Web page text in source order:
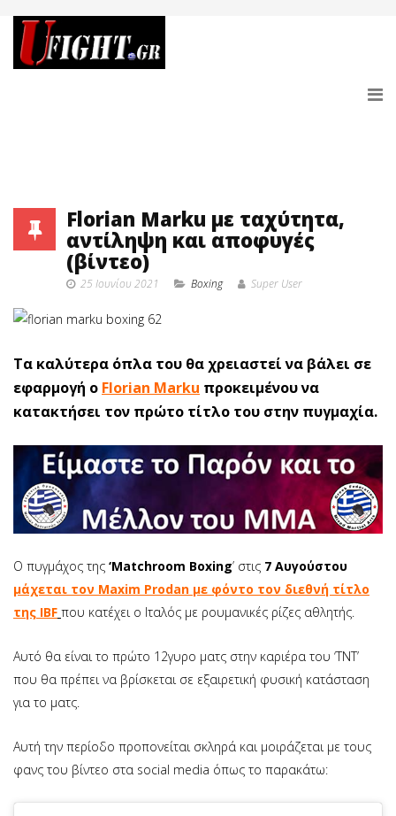
Florian Marku με ταχύτητα,
αντίληψη και αποφυγές
(βίντεο)
25 Ιουνίου 2021 Boxing Super User
Τα καλύτερα όπλα του θα χρειαστεί να βάλει σε
εφαρμογή ο Florian Marku προκειμένου να
κατακτήσει τον πρώτο τίτλο του στην πυγμαχία.
Ο πυγμάχος της ‘Matchroom Boxing’ στις 7 Αυγούστου
μάχεται τον Maxim Prodan με φόντο τον διεθνή τίτλο
της IBF που κατέχει ο Ιταλός με ρουμανικές ρίζες αθλητής.
Αυτό θα είναι το πρώτο 12γυρο ματς στην καριέρα του ‘TNT’
που θα πρέπει να βρίσκεται σε εξαιρετική φυσική κατάσταση
για το ματς.
Αυτή την περίοδο προπονείται σκληρά και μοιράζεται με τους
φανς του βίντεο στα social media όπως το παρακάτω: